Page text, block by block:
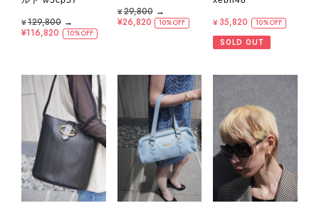
¥129,800 →
¥116,820
10%OFF
¥29,800→
¥26,820
10%OFF ¥35,820 10%OFF
SOLD OUT